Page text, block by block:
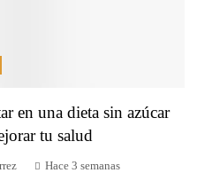
en una dieta sin azúcar
tu salud
Hace 3 semanas